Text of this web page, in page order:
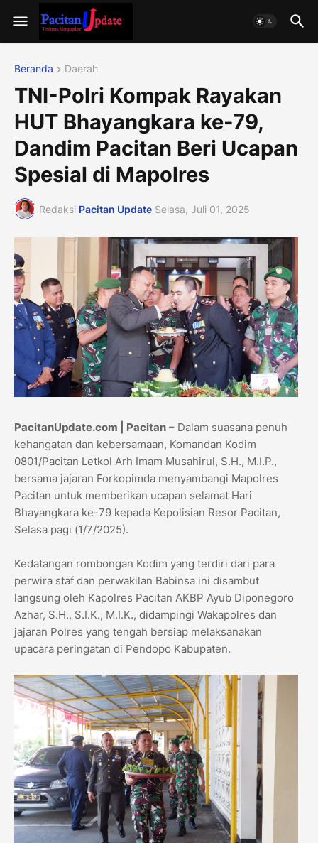
Beranda Daerah
TNI-Polri Kompak Rayakan
HUT Bhayangkara ke-79,
Dandim Pacitan Beri Ucapan
Spesial di Mapolres
Redaksi Pacitan Update Selasa, Juli 01, 2025
PacitanUpdate.com | Pacitan – Dalam suasana penuh
kehangatan dan kebersamaan, Komandan Kodim
0801/Pacitan Letkol Arh Imam Musahirul, S.H., M.I.P.,
bersama jajaran Forkopimda menyambangi Mapolres
Pacitan untuk memberikan ucapan selamat Hari
Bhayangkara ke-79 kepada Kepolisian Resor Pacitan,
Selasa pagi (1/7/2025).
Kedatangan rombongan Kodim yang terdiri dari para
perwira staf dan perwakilan Babinsa ini disambut
langsung oleh Kapolres Pacitan AKBP Ayub Diponegoro
Azhar, S.H., S.I.K., M.I.K., didampingi Wakapolres dan
jajaran Polres yang tengah bersiap melaksanakan
upacara peringatan di Pendopo Kabupaten.